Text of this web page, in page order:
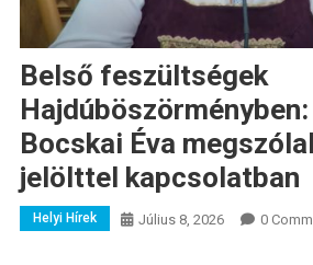
Belső feszültségek
Bocskai Éva
jelölttel kapcsolatban
Helyi Hírek Július 8, 2026 0